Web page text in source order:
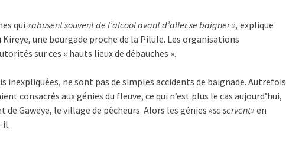
qui «abusent souvent de l’alcool avant d’aller se baigner », explique
une bourgade proche de la Pilule. Les organisations
sur ces « hauts lieux de débauches ».
inexpliquées, ne sont pas de simples accidents de baignade. Autrefois
consacrés aux génies du fleuve, ce qui n’est plus le cas aujourd’hui,
Gaweye, le village de pêcheurs. Alors les génies «se servent» en
il.